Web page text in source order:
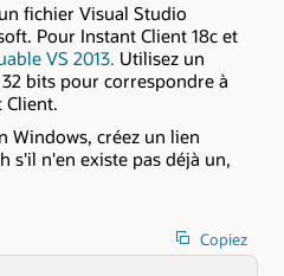
fichier Visual Studio
Pour Instant Client 18c et
VS 2013. Utilisez un
bits pour correspondre à
Windows, créez un lien
s'il n'en existe pas déjà un,
Copiez